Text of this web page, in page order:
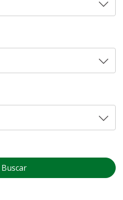
legislativas
legislativas na CLDF podem
Buscar